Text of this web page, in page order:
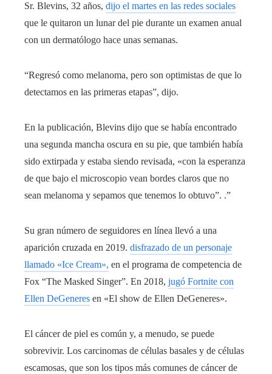
Sr. Blevins, 32 años, dijo el martes en las redes sociales
que le quitaron un lunar del pie durante un examen anual
con un dermatólogo hace unas semanas.
“Regresó como melanoma, pero son optimistas de que lo
detectamos en las primeras etapas”, dijo.
En la publicación, Blevins dijo que se había encontrado
una segunda mancha oscura en su pie, que también había
sido extirpada y estaba siendo revisada, «con la esperanza
de que bajo el microscopio vean bordes claros que no
sean melanoma y sepamos que tenemos lo obtuvo”. .”
Su gran número de seguidores en línea llevó a una
aparición cruzada en 2019. disfrazado de un personaje
llamado «Ice Cream», en el programa de competencia de
Fox “The Masked Singer”. En 2018, jugó Fortnite con
Ellen DeGeneres en «El show de Ellen DeGeneres».
El cáncer de piel es común y, a menudo, se puede
sobrevivir. Los carcinomas de células basales y de células
escamosas, que son los tipos más comunes de cáncer de